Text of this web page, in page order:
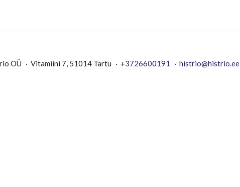
OÜ Vitamiini 7, 51014 Tartu +3726600191 histrio@histrio.ee